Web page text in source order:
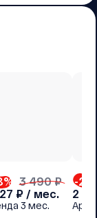
% 3 490 ₽
₽ / мес.
3 мес.
-22
2